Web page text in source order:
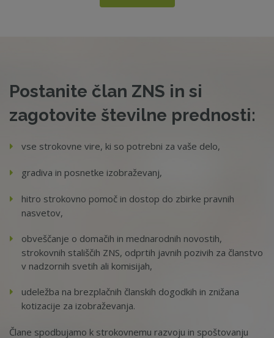
Postanite član ZNS in si
zagotovite številne prednosti:
vse strokovne vire, ki so potrebni za vaše delo,
gradiva in posnetke izobraževanj,
hitro strokovno pomoč in dostop do zbirke pravnih
nasvetov,
obveščanje o domačih in mednarodnih novostih,
strokovnih stališčih ZNS, odprtih javnih pozivih za članstvo
v nadzornih svetih ali komisijah,
udeležba na brezplačnih članskih dogodkih in znižana
kotizacije za izobraževanja.
Člane spodbujamo k strokovnemu razvoju in spoštovanju